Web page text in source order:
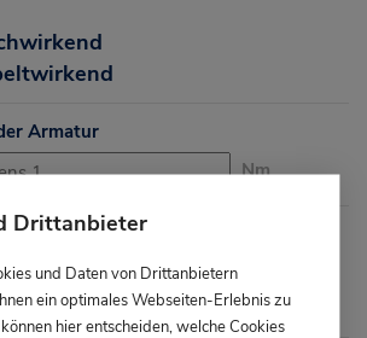
Drittanbieter
und Daten von Drittanbietern
ein optimales Webseiten-Erlebnis zu
hier entscheiden, welche Cookies
Armatur
Nm